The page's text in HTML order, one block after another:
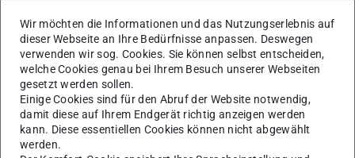
Mit einer Ideenskizze können sich Wissenschaftler:innen,
Studierende, Mitarbeitende sowie Absolvent:innen der TU
Darmstadt bis zum 3. Juni 2024 online bewerben. Sie
erhalten die Chance, die Marktreife der eigenen
innovativen Produkt- oder Geschäftsidee oder das
Verwertungspotenzial des Forschungsergebnisses
Wir möchten die Informationen und das Nutzungserlebnis auf
dieser Webseite an Ihre Bedürfnisse anpassen. Deswegen
verwenden wir sog. Cookies. Sie können selbst entscheiden,
welche Cookies genau bei Ihrem Besuch unserer Webseiten
gesetzt werden sollen.
Einige Cookies sind für den Abruf der Website notwendig,
damit diese auf Ihrem Endgerät richtig anzeigen werden
kann. Diese essentiellen Cookies können nicht abgewählt
werden.